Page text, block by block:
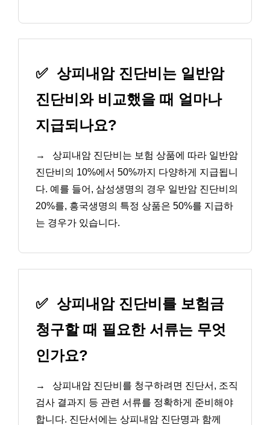
✅ 상피내암 진단비는 일반암
진단비와 비교했을 때 얼마나
지급되나요?
→
상피내암 진단비는 보험 상품에 따라 일반암
진단비의 10%에서 50%까지 다양하게 지급됩니
다. 예를 들어, 삼성생명의 경우 일반암 진단비의
20%를, 흥국생명의 특정 상품은 50%를 지급하
는 경우가 있습니다.
✅ 상피내암 진단비를 보험금
청구할 때 필요한 서류는 무엇
인가요?
→
상피내암 진단비를 청구하려면 진단서, 조직
검사 결과지 등 관련 서류를 정확하게 준비해야
합니다. 진단서에는 상피내암 진단명과 함께